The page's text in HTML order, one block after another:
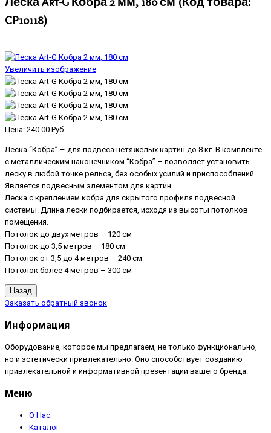
CP10118)
Увеличить изображение
Цена: 240.00 Руб
Леска “Кобра” – для подвеса нетяжелых картин до 8 кг. В комплекте
с металлическим наконечником “Кобра” – позволяет установить
леску в любой точке рельса, без особых усилий и приспособлений.
Является подвесным элементом для картин.
Леска с креплением кобра для скрытого профиля подвесной
системы. Длина лески подбирается, исходя из высоты потолков
помещения.
Потолок до двух метров – 120 см
Потолок до 3,5 метров – 180 см
Потолок от 3,5 до 4 метров – 240 см
Потолок более 4 метров – 300 см
Заказать обратный звонок
Информация
Оборудование, которое мы предлагаем, не только функционально,
но и эстетически привлекательно. Оно способствует созданию
привлекательной и информативной презентации вашего бренда.
Меню
О Нас
Каталог